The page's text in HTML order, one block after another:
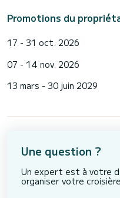
Promotions du
17 - 31 oct. 2026
07 - 14 nov. 2026
13 mars - 30 juin 2029
Une question ?
Un expert est à votre
organiser votre